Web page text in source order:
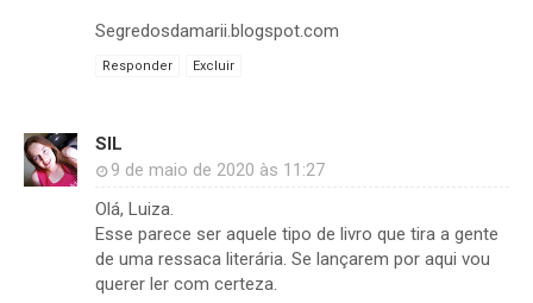
Segredosdamarii.blogspot.com
Responder Excluir
SIL
9 de maio de 2020 às 11:27
Olá, Luiza.
Esse parece ser aquele tipo de livro que tira a gente
de uma ressaca literária. Se lançarem por aqui vou
querer ler com certeza.